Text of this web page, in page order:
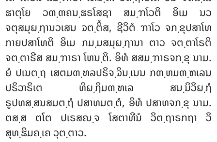
ຘາຕຸໂຍ ວຓ຺ຓຄນ຺ຘຣໂສຊາ ສມ຺ຠໂວຕິ ອິເມ ນວ
ຈຕຸສມຸຏ຺ຐານວເສນ ຉຕ຺ຕິໍສ, ຊີວິຕໍ ຠາໂວ ຈກ຺ຂຸປສາໂທ
ກາຍປສາໂທຕິ ອິເມ ກມ຺ມສມຸຏ຺ຐານາ ຕາວ ຈຕ຺ຕາໂຣຕິ
ຈຕ຺ຕາຣີສ ສມ຺ຠາຣາ ໂຫນ຺ຕິ. ອິທໍ ສສມ຺ຠາຣຈກ຺ຂຸ ນາມ.
ຍໍ ປເນຕ຺ຖ ເສຕມຓ຺ຑລປຣິຈ຺ຉິນ຺ເນນ ກຓ຺ຫມຓ຺ຑເລນ
ປຣິວາຣິເຕ ທິຏ຺ຐິມຓ຺ຑເລ ສນ຺ນິວິຏ຺ຐໍ
ຣູປທສ຺ສນສມຕ຺ຖໍ ປສາທມຕ຺ຕໍ, ອິທໍ ປສາທຈກ຺ຂຸ ນາມ.
ຕສ຺ສ ຕໂຕ ປເຣສຎ຺ຈ ໂສຕາທີນໍ ວິຕ຺ຖາຣກຖາ ວິ
ສຸທ຺ຘິມຄ຺ເຄ ວຸຕ຺ຕາວ.